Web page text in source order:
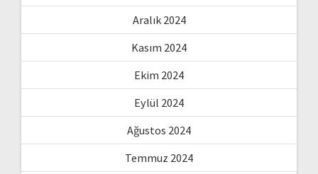
Aralık 2024
Kasım 2024
Ekim 2024
Eylül 2024
Ağustos 2024
Temmuz 2024